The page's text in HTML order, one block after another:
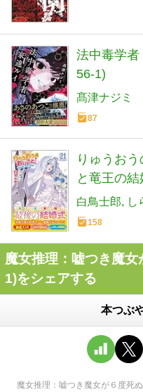
法中毒学
56-1)
髙津ナジミ
87
りゅうお
と竜王の
白鳥士郎 し
158
魔女推理：嘘つき魔
1)をシェアする
本つぶ
魔女推理：嘘つき魔女が６度死